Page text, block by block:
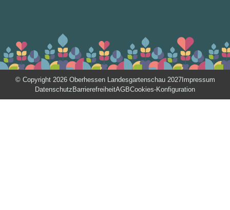
© Copyright 2026 Oberhessen Landesgartenschau 2027Impressum
Datenschutz BarrierefreiheitAGBCookies-Konfiguration